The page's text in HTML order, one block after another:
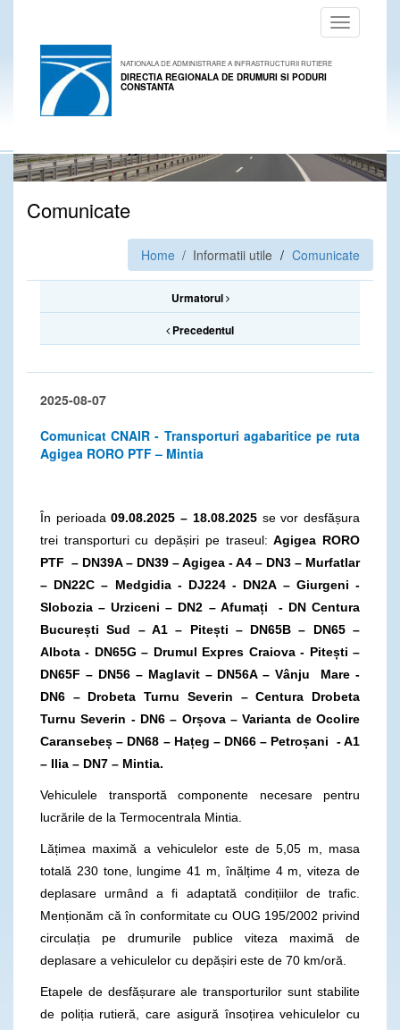
Toggle
navigation
NATIONALA DE ADMINISTRARE A INFRASTRUCTURII RUTIERE
DIRECTIA REGIONALA DE DRUMURI SI PODURI
CONSTANTA
Comunicate
Home / Informatii utile Comunicate
Urmatorul
Precedentul
2025-08-07
Comunicat CNAIR - Transporturi agabaritice pe ruta
Agigea RORO PTF – Mintia
În perioada09.08.2025 – 18.08.2025se vor desfășura
trei transporturi cu depășiri pe traseul:Agigea RORO
PTF – DN39A – DN39 – Agigea - A4 – DN3 – Murfatlar
– DN22C – Medgidia - DJ224 - DN2A – Giurgeni -
Slobozia – Urziceni – DN2 – Afumați - DN Centura
București Sud – A1 – Pitești – DN65B – DN65 –
Albota - DN65G – Drumul Expres Craiova - Pitești –
DN65F – DN56 – Maglavit – DN56A – Vânju Mare -
DN6 – Drobeta Turnu Severin – Centura Drobeta
Turnu Severin - DN6 – Orșova – Varianta de Ocolire
Caransebeș – DN68 – Hațeg – DN66 – Petroșani - A1
– Ilia – DN7 – Mintia.
Vehiculele transportă componente necesare pentru
lucrările de la Termocentrala Mintia.
Lățimea maximă a vehiculelor este de 5,05 m, masa
totală 230 tone, lungime 41 m, înălțime 4 m, viteza de
deplasare urmând a fi adaptată condițiilor de trafic.
Menționăm că în conformitate cu OUG 195/2002 privind
circulația pe drumurile publice viteza maximă de
deplasare a vehiculelor cu depășiri este de 70 km/oră.
Etapele de desfășurare ale transporturilor sunt stabilite
de poliția rutieră, care asigură însoțirea vehiculelor cu